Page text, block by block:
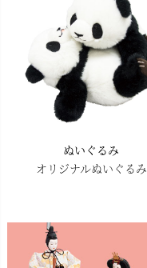
ぬいぐるみ
オリジナルぬいぐるみ